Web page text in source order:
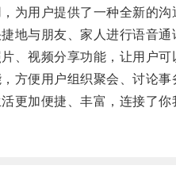
用户提供了一种全新的沟
与朋友、家人进行语音通
视频分享功能，让用户可
便用户组织聚会、讨论事
加便捷、丰富，连接了你